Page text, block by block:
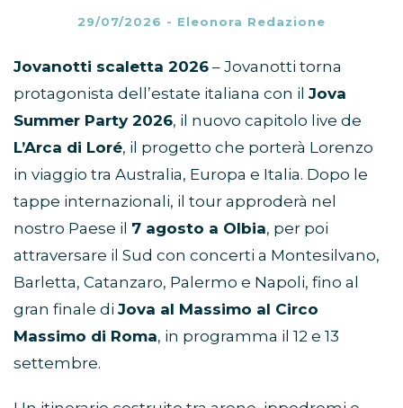
29/07/2026 - Eleonora Redazione
Jovanotti scaletta 2026 – Jovanotti torna
protagonista dell’estate italiana con il Jova
Summer Party 2026, il nuovo capitolo live de
L’Arca di Loré, il progetto che porterà Lorenzo
in viaggio tra Australia, Europa e Italia. Dopo le
tappe internazionali, il tour approderà nel
nostro Paese il 7 agosto a Olbia, per poi
attraversare il Sud con concerti a Montesilvano,
Barletta, Catanzaro, Palermo e Napoli, fino al
gran finale di Jova al Massimo al Circo
Massimo di Roma, in programma il 12 e 13
settembre.